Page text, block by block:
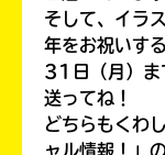
そして、イラ
年をお祝いす
31日（月）ま
送ってね！
どちらもくわ
ャル情報！」